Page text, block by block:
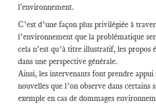
l'environnement.
C’est d’une façon plus privilégiée à
l’environnement que la problématique
cela n’est qu’à titre illustratif, les propos
dans une perspective générale.
Ainsi, les intervenants font prendre
nouvelles que l’on observe dans certains
exemple en cas de dommages